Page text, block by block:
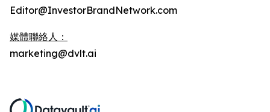
Editor@InvestorBrandNetwork.com
媒體聯絡人：
marketing@dvlt.ai